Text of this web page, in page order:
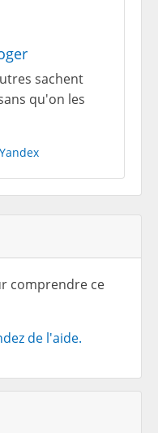
sachent
qu'on les
Yandex
comprendre ce
de l'aide.